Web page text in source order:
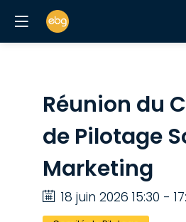
Réunion du
de Pilotage
Marketing
18 juin 2026 15:30 -